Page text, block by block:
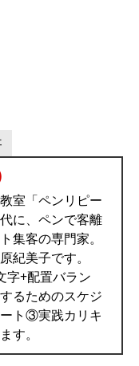
室「ペンリピー
に、ペンで客離
集客の専門家。
紀美子です。
+配置バラン
るためのスケジ
ト③実践カリキ
す。